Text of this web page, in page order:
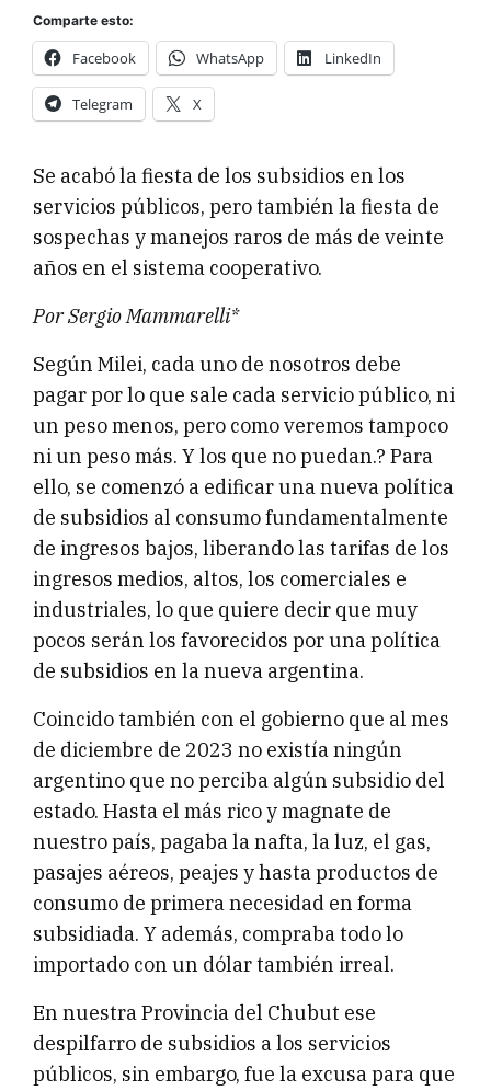
Comparte esto:
Facebook WhatsApp LinkedIn
Telegram X
Se acabó la fiesta de los subsidios en los
servicios públicos, pero también la fiesta de
sospechas y manejos raros de más de veinte
años en el sistema cooperativo.
Por Sergio Mammarelli*
Según Milei, cada uno de nosotros debe
pagar por lo que sale cada servicio público, ni
un peso menos, pero como veremos tampoco
ni un peso más. Y los que no puedan.? Para
ello, se comenzó a edificar una nueva política
de subsidios al consumo fundamentalmente
de ingresos bajos, liberando las tarifas de los
ingresos medios, altos, los comerciales e
industriales, lo que quiere decir que muy
pocos serán los favorecidos por una política
de subsidios en la nueva argentina.
Coincido también con el gobierno que al mes
de diciembre de 2023 no existía ningún
argentino que no perciba algún subsidio del
estado. Hasta el más rico y magnate de
nuestro país, pagaba la nafta, la luz, el gas,
pasajes aéreos, peajes y hasta productos de
consumo de primera necesidad en forma
subsidiada. Y además, compraba todo lo
importado con un dólar también irreal.
En nuestra Provincia del Chubut ese
despilfarro de subsidios a los servicios
públicos, sin embargo, fue la excusa para que